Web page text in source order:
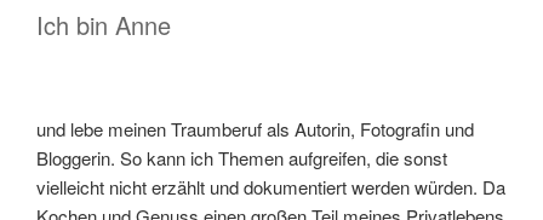
Bauern
Kartoffeln“
Ich bin Anne
und lebe meinen Traumberuf als Autorin, Fotografin und
Bloggerin. So kann ich Themen aufgreifen, die sonst
vielleicht nicht erzählt und dokumentiert werden würden. Da